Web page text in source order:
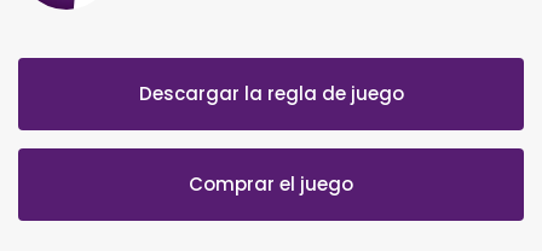
Descargar la regla de juego
Comprar el juego